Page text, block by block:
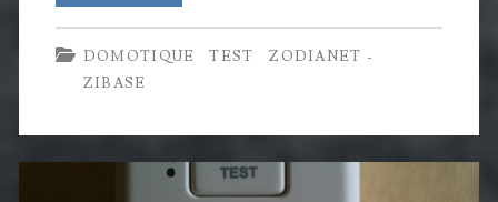
460
:
Delta
DOMOTIQUE TEST
ZODIANET -
ZIBASE